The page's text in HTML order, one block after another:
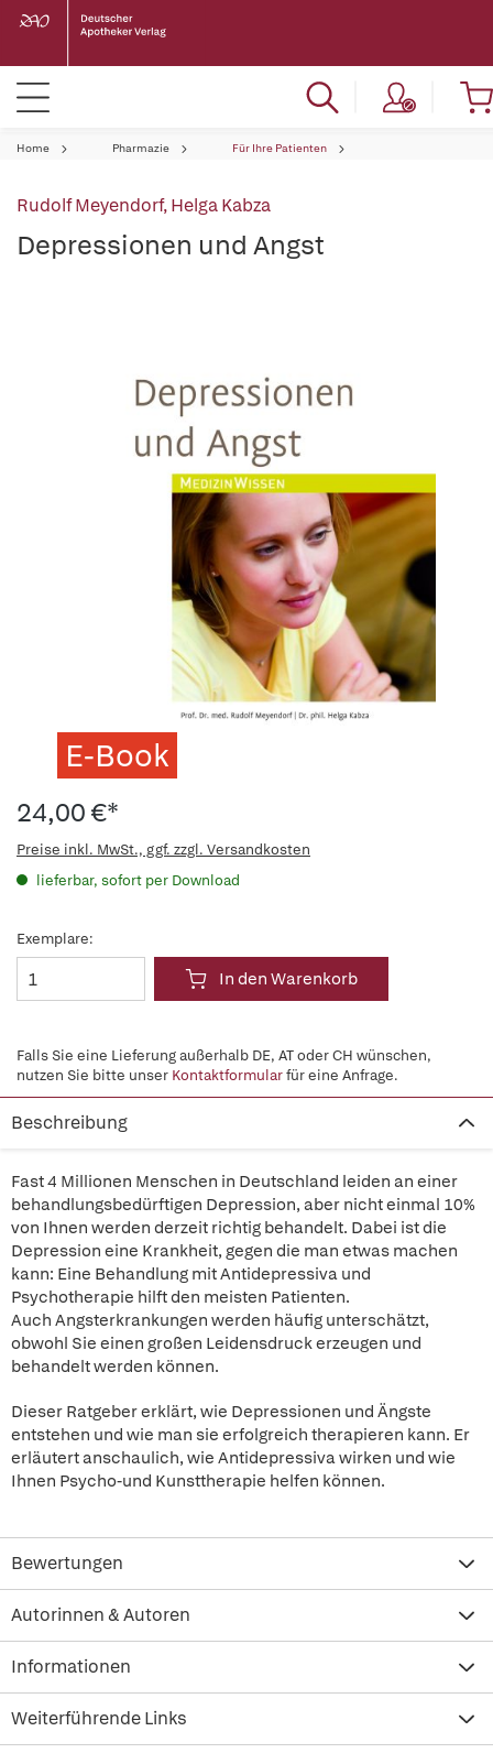
Home Pharmazie Für Ihre Patienten
Rudolf Meyendorf,Helga Kabza
Depressionen und Angst
E-Book
24,00 €*
Preise inkl. MwSt., ggf. zzgl. Versandkosten
lieferbar, sofort per Download
Exemplare:
In den Warenkorb
Falls Sie eine Lieferung außerhalb DE, AT oder CH wünschen,
nutzen Sie bitte unser Kontaktformularfür eine Anfrage.
Beschreibung
Fast 4 Millionen Menschen in Deutschland leiden an einer
behandlungsbedürftigen Depression, aber nicht einmal 10%
von Ihnen werden derzeit richtig behandelt. Dabei ist die
Depression eine Krankheit, gegen die man etwas machen
kann: Eine Behandlung mit Antidepressiva und
Psychotherapie hilft den meisten Patienten.
Auch Angsterkrankungen werden häufig unterschätzt,
obwohl Sie einen großen Leidensdruck erzeugen und
behandelt werden können.
Dieser Ratgeber erklärt, wie Depressionen und Ängste
entstehen und wie man sie erfolgreich therapieren kann. Er
erläutert anschaulich, wie Antidepressiva wirken und wie
Ihnen Psycho-und Kunsttherapie helfen können.
Bewertungen
Autorinnen & Autoren
Informationen
Weiterführende Links